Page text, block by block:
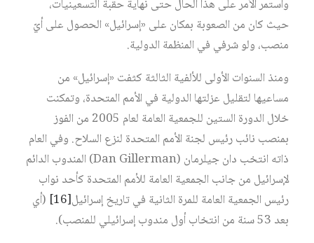
واستمر الأمر على هذا الحال حتى نهاية حقبة التسعينيات،
حيث كان من الصعوبة بمكان على «إسرائيل» الحصول على أيّ
منصب، ولو شرفي في المنظمة الدولية.
ومنذ السنوات الأولى للألفية الثالثة كثفت «إسرائيل» من
مساعيها لتقليل عزلتها الدولية في الأمم المتحدة، وتمكنت
خلال الدورة الستين للجمعية العامة لعام 2005 من الفوز
بمنصب نائب رئيس لجنة الأمم المتحدة لنزع السلاح. وفي العام
ذاته انتخب دان جيلرمان (Dan Gillerman) المندوب الدائم
لإسرائيل من جانب الجمعية العامة للأمم المتحدة كأحد نواب
رئيس الجمعية العامة للمرة الثانية في تاريخ إسرائيل[16]
(أي
بعد 53 سنة من انتخاب أول مندوب إسرائيلي للمنصب).